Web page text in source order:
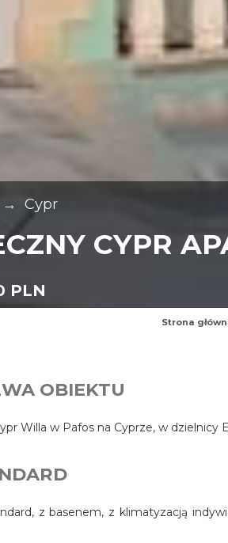
→ Cypr
CYPR
PLN
Strona
OBIEKTU
Willa w Pafos na Cyprze, w dzielnicy
z basenem, z klimatyzacją